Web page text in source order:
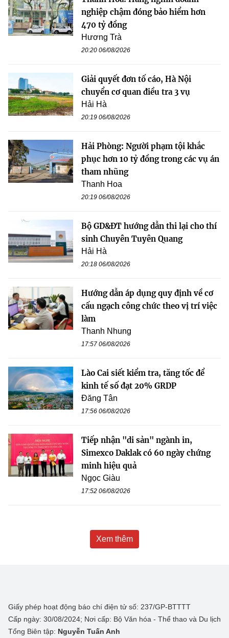
nghiệp chậm đóng bảo hiểm hơn
470 tỷ đồng
Hương Trà
20:20 06/08/2026
Giải quyết đơn tố cáo, Hà Nội
chuyển cơ quan điều tra 3 vụ
Hải Hà
20:19 06/08/2026
Hải Phòng: Người phạm tội khắc
phục hơn 10 tỷ đồng trong các vụ án
tham nhũng
Thanh Hoa
20:19 06/08/2026
Bộ GD&ĐT hướng dẫn thi lại cho thí
sinh Chuyên Tuyên Quang
Hải Hà
20:18 06/08/2026
Hướng dẫn áp dụng quy định về cơ
cấu ngạch công chức theo vị trí việc
làm
Thanh Nhung
17:57 06/08/2026
Lào Cai siết kiểm tra, tăng tốc để
kinh tế số đạt 20% GRDP
Đăng Tân
17:56 06/08/2026
Tiếp nhận "di sản" ngành in,
Simexco Daklak có 60 ngày chứng
minh hiệu quả
Ngọc Giàu
17:52 06/08/2026
Xem thêm
Giấy phép hoạt động báo chí điện tử số: 237/GP-BTTTT
Cấp ngày: 30/08/2024; Nơi cấp: Bộ Văn hóa - Thể thao và Du lịch
Tổng Biên tập: Nguyễn Tuấn Anh